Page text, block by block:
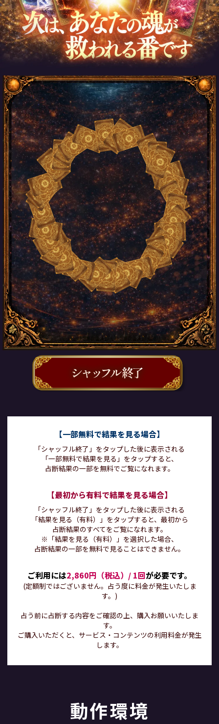
【一部無料で結果を見る場合】
「シャッフル終了」をタップした後に表示される
「一部無料で結果を見る」をタップすると、
占断結果の一部を無料でご覧になれます。
【最初から有料で結果を見る場合】
「シャッフル終了」をタップした後に表示される
「結果を見る（有料）」をタップすると、最初から
占断結果のすべてをご覧になれます。
※「結果を見る（有料）」を選択した場合、
占断結果の一部を無料で見ることはできません。
ご利用には2,860円（税込）/ 1回が必要です。
(定額制ではございません。占う度に料金が発生いたしま
す。)
占う前に占断する内容をご確認の上、購入お願いいたしま
す。
ご購入いただくと、サービス・コンテンツの利用料金が発生
します。
動作環境